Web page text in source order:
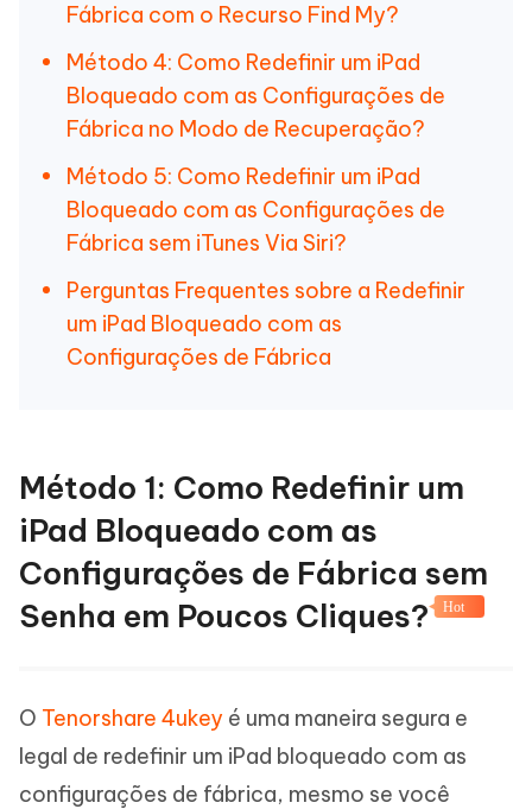
Fábrica com o Recurso Find My?
Método 4: Como Redefinir um iPad
Bloqueado com as Configurações de
Fábrica no Modo de Recuperação?
Método 5: Como Redefinir um iPad
Bloqueado com as Configurações de
Fábrica sem iTunes Via Siri?
Perguntas Frequentes sobre a Redefinir
um iPad Bloqueado com as
Configurações de Fábrica
Método 1: Como Redefinir um
iPad Bloqueado com as
Configurações de Fábrica sem
Senha em Poucos Cliques?
Hot
O Tenorshare 4ukey é uma maneira segura e
legal de redefinir um iPad bloqueado com as
configurações de fábrica, mesmo se você